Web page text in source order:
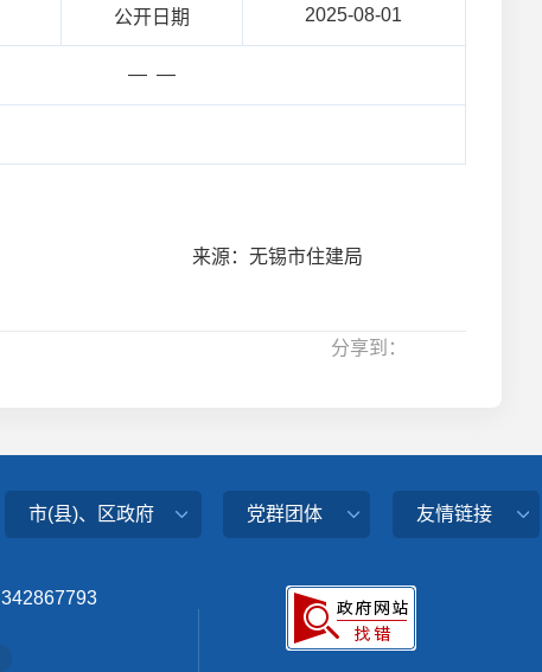
公开日期 2025-08-01
— —
来源：无锡市住建局
分享到：
市(县)、区政府 党群团体 友情链接
342867793